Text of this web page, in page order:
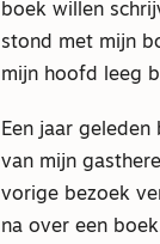
boek willen
stond met mijn
mijn hoofd leeg
Een jaar geleden
van mijn
vorige bezoek
na over een